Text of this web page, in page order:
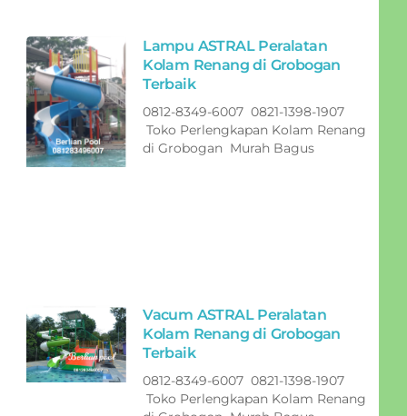
Lampu ASTRAL Peralatan
Kolam Renang di Grobogan
Terbaik
0812-8349-6007 0821-1398-1907
Toko Perlengkapan Kolam Renang
di Grobogan Murah Bagus
Vacum ASTRAL Peralatan
Kolam Renang di Grobogan
Terbaik
0812-8349-6007 0821-1398-1907
Toko Perlengkapan Kolam Renang